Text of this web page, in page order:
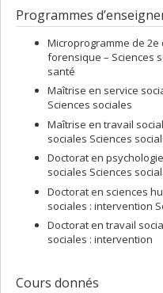
Programmes
Microprogramme de
forensique – Sciences
santé
Maîtrise en service
Sciences sociales
Maîtrise en travail
sociales Sciences
Doctorat en
sociales Sciences
Doctorat en sciences
sociales : intervention
Doctorat en travail
sociales : intervention
Cours donnés